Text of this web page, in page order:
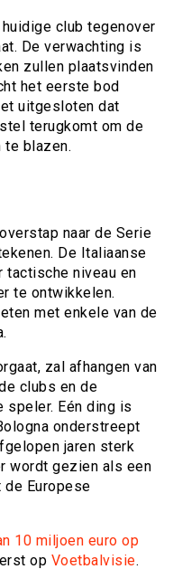
club tegenover
De verwachting is
zullen plaatsvinden
het eerste bod
uitgesloten dat
terugkomt om de
te blazen.
naar de Serie
De Italiaanse
tactische niveau en
te ontwikkelen.
met enkele van de
zal afhangen van
clubs en de
speler. Eén ding is
onderstreept
jaren sterk
wordt gezien als een
Europese
10 miljoen euro op
op Voetbalvisie.